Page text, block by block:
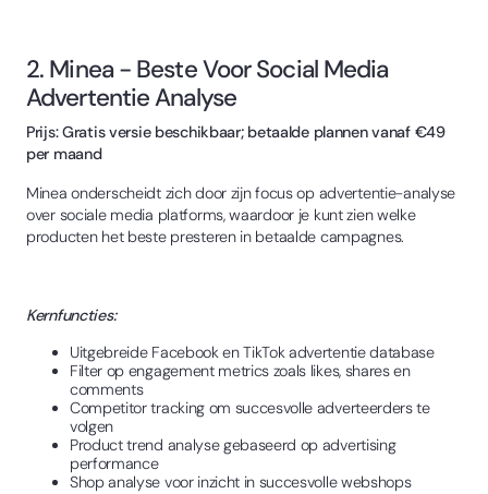
2. Minea - Beste Voor Social Media
Advertentie Analyse
Prijs: Gratis versie beschikbaar; betaalde plannen vanaf €49
per maand
Minea onderscheidt zich door zijn focus op advertentie-analyse
over sociale media platforms, waardoor je kunt zien welke
producten het beste presteren in betaalde campagnes.
Kernfuncties:
Uitgebreide Facebook en TikTok advertentie database
Filter op engagement metrics zoals likes, shares en
comments
Competitor tracking om succesvolle adverteerders te
volgen
Product trend analyse gebaseerd op advertising
performance
Shop analyse voor inzicht in succesvolle webshops